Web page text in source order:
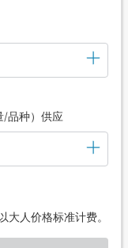
/品种）供应
人价格标准计费。